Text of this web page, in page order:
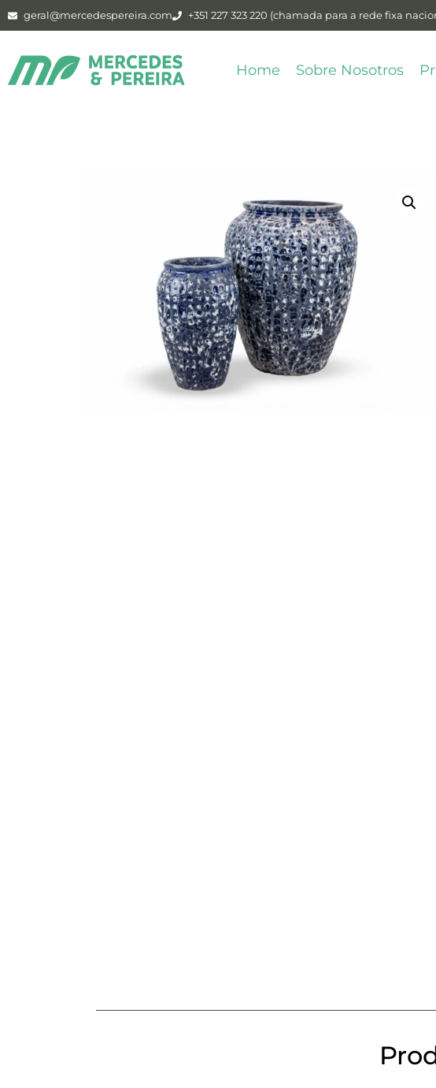
geral@mercedespereira.com +351 227 323 220 (chamada para a rede fixa
Home Sobre Nosotros